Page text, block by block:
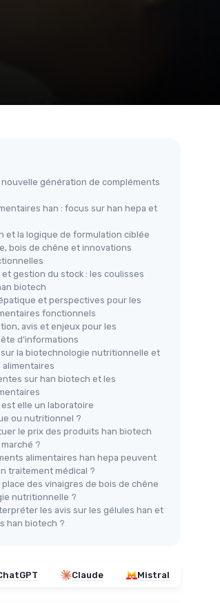
génération de compléments
han : focus sur han hepa et
et la logique de formulation ciblée
bois de chêne et innovations
gestion du stock : les coulisses
biotech
et perspectives pour les
fonctionnels
avis et enjeux pour les
d’informations
la biotechnologie nutritionnelle et
sur han biotech et les
elle un laboratoire
ou nutritionnel ?
le prix des produits han biotech
?
alimentaires han hepa peuvent
traitement médical ?
des vinaigres de bois de chêne
nutritionnelle ?
les avis sur les gélules han et
han biotech ?
Claude Mistral